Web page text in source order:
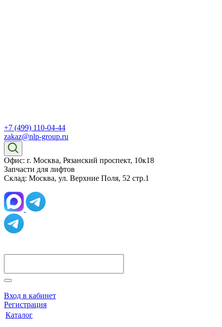
+7 (499) 110-04-44
zakaz@nlp-group.ru
Офис: г. Москва, Рязанский проспект, 10к18
Запчасти для лифтов
Склад: Москва, ул. Верхние Поля, 52 стр.1
Вход в кабинет
Регистрация
Каталог